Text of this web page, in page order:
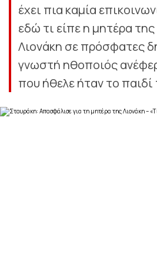
έχει πια καμία
εδώ τι είπε η μητέρα
Λιονάκη σε πρόσφατες
γνωστή ηθοποιός
που ήθελε ήταν το παιδί